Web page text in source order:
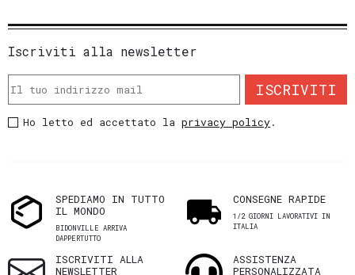
Iscriviti alla newsletter
ISCRIVITI
Ho letto ed accettato laprivacy policy.
SPEDIAMO IN TUTTO
IL MONDO
BIDONVILLE ARRIVA
DAPPERTUTTO
CONSEGNE RAPIDE
1/2 GIORNI LAVORATIVI IN
ITALIA
ISCRIVITI ALLA
NEWSLETTER
ASSISTENZA
PERSONALIZZATA